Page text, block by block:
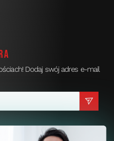
Dodaj swój adres e-mail